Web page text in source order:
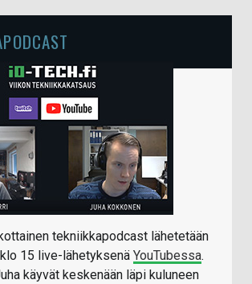
tekniikkapodcast lähetetään
15 live-lähetyksenä YouTubessa.
käyvät keskenään läpi kuluneen